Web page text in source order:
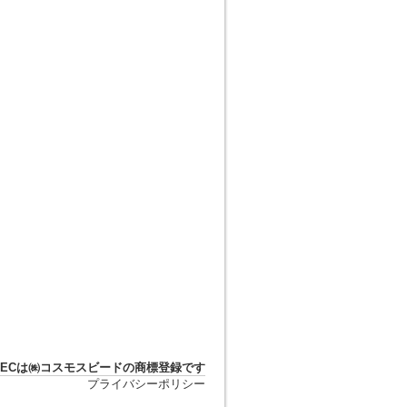
は㈱コスモスビードの商標登録です
プライバシーポリシー